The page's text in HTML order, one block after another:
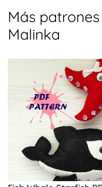
Más
Malinka